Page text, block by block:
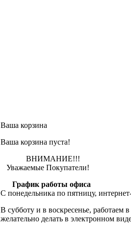
Ваша корзина
Ваша корзина пуста!
ВНИМАНИЕ!!!
Уважаемые Покупатели!
График работы офиса
С понедельника по пятницу,
В субботу и в воскресенье, работаем
желательно делать в электронном